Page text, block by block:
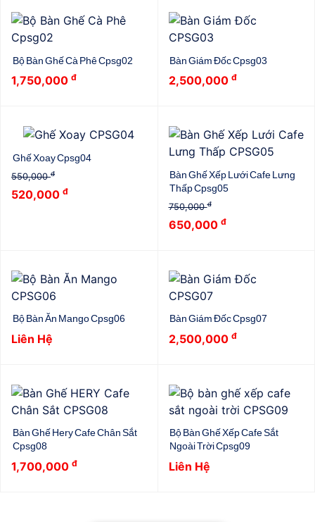
Bộ Bàn Ghế Cà Phê Cpsg02
1,750,000 đ
Bàn Giám Đốc Cpsg03
2,500,000 đ
Ghế Xoay Cpsg04
550,000đ
520,000 đ
Bàn Ghế Xếp Lưới Cafe Lưng
Thấp Cpsg05
750,000đ
650,000 đ
Bộ Bàn Ăn Mango Cpsg06
Liên Hệ
Bàn Giám Đốc Cpsg07
2,500,000 đ
Bàn Ghế Hery Cafe Chân Sắt
Cpsg08
1,700,000 đ
Bộ Bàn Ghế Xếp Cafe Sắt
Ngoài Trời Cpsg09
Liên Hệ